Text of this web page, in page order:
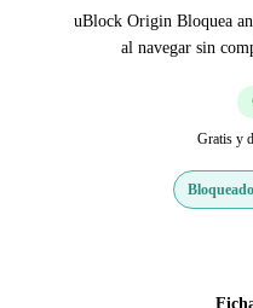
uBlock Origin Bloquea
al navegar sin
Gratis y